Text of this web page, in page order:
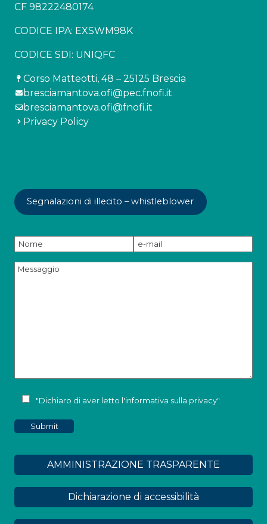
CF 98222480174
CODICE IPA: EXSWM98K
CODICE SDI: UNIQFC
Corso Matteotti, 48 – 25125 Brescia
bresciamantova.ofi@pec.fnofi.it
bresciamantova.ofi@fnofi.it
Privacy Policy
Segnalazioni di illecito – whistleblower
"Dichiaro di aver letto l'informativa sulla privacy"
AMMINISTRAZIONE TRASPARENTE
Dichiarazione di accessibilità